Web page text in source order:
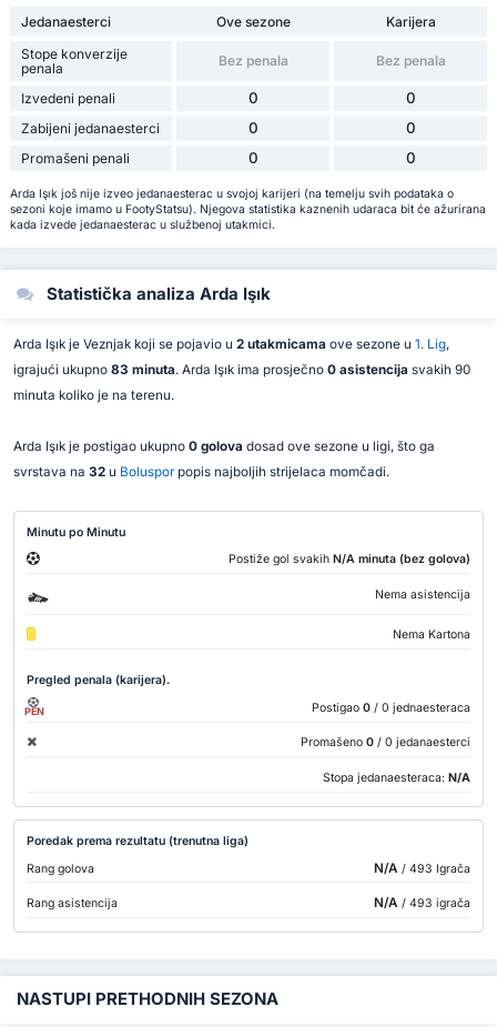
Jedanaesterci Ove sezone
Karijera
Stope konverzije
penala
Bez penala Bez penala
Izvedeni penali 0 0
Zabijeni jedanaesterci 0 0
Promašeni penali 0 0
Arda Işık još nije izveo jedanaesterac u svojoj karijeri (na temelju svih podataka o
sezoni koje imamo u FootyStatsu). Njegova statistika kaznenih udaraca bit će ažurirana
kada izvede jedanaesterac u službenoj utakmici.
Statistička analiza Arda Işık
Arda Işık je Veznjak koji se pojavio u 2 utakmicama ove sezone u 1. Lig,
igrajući ukupno 83 minuta. Arda Işık ima prosječno 0 asistencija svakih 90
minuta koliko je na terenu.
Arda Işık je postigao ukupno 0 golova dosad ove sezone u ligi, što ga
svrstava na 32u Bolusporpopis najboljih strijelaca momčadi.
Minutu po Minutu
Postiže gol svakih N/A minuta (bez golova)
Nema asistencija
Nema Kartona
Pregled penala (karijera).
PEN Postigao 0 / 0 jednaesteraca
Promašeno 0 / 0 jedanaesterci
Stopa jedanaesteraca: N/A
Poredak prema rezultatu (trenutna liga)
Rang golova
N/A / 493 Igrača
Rang asistencija N/A / 493 igrača
NASTUPI PRETHODNIH SEZONA